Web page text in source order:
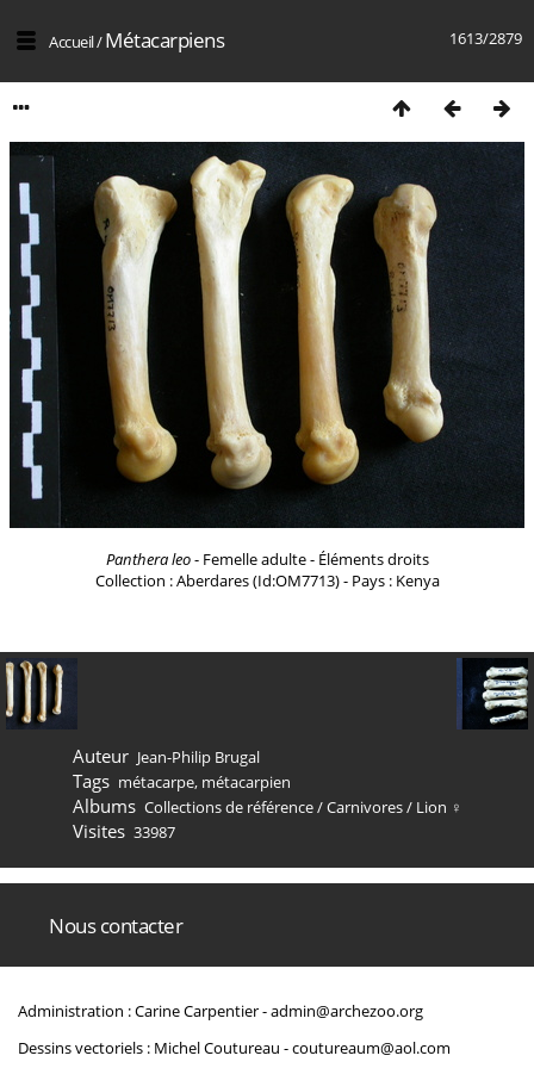
1613/2879
Accueil/Métacarpiens
Panthera leo- Femelle adulte - Éléments droits
Collection : Aberdares (Id:OM7713) - Pays : Kenya
Auteur Jean-Philip Brugal
Tags métacarpe, métacarpien
Albums Collections de référence/Carnivores/ Lion ♀
Visites 33987
Nous contacter
Administration : Carine Carpentier -admin@archezoo.org
Dessins vectoriels : Michel Coutureau -coutureaum@aol.com